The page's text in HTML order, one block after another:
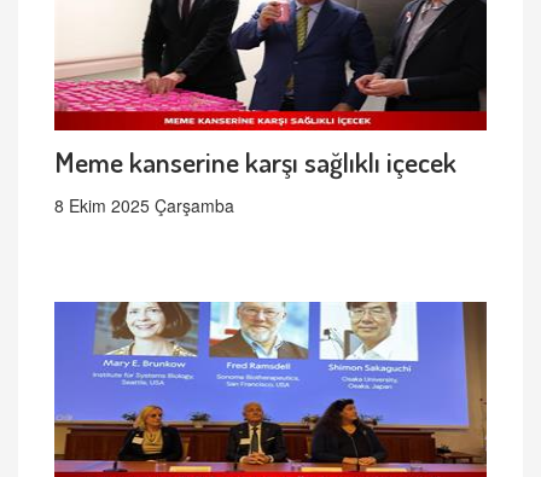
Meme kanserine karşı sağlıklı içecek
8 Ekim 2025 Çarşamba